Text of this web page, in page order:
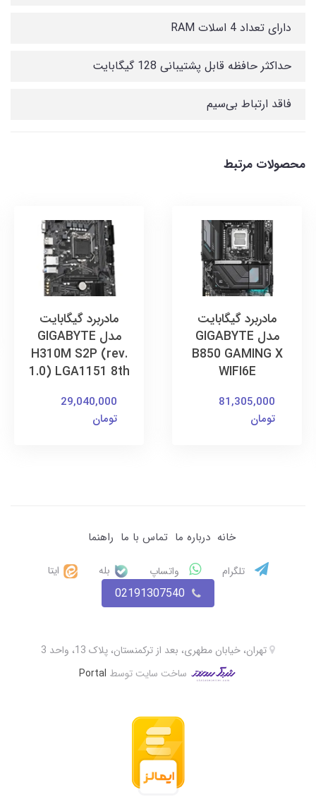
دارای تعداد 4 اسلات RAM
حداکثر حافظه قابل پشتیبانی 128 گیگابایت
فاقد ارتباط بی‌سیم
محصولات مرتبط
مادربرد گیگابایت
مدل GIGABYTE
B850 GAMING X
WIFI6E
81,305,000
تومان
مادربرد گیگابایت
مدل GIGABYTE
H310M S2P (rev.
1.0) LGA1151 8th
29,040,000
تومان
خانه درباره ما تماس با ما راهنما
تلگرام واتساپ بله ایتا
02191307540
ساخت سایت توسط Portal
تهران، خیابان مطهری، بعد از ترکمنستان، پلاک 13، واحد 3